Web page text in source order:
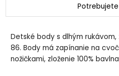
Detské body s dlhým rukávom,
86. Body má zapínanie na
nožičkami, zloženie 100%